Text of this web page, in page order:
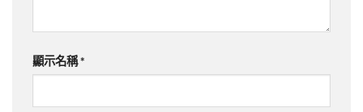
顯示名稱*